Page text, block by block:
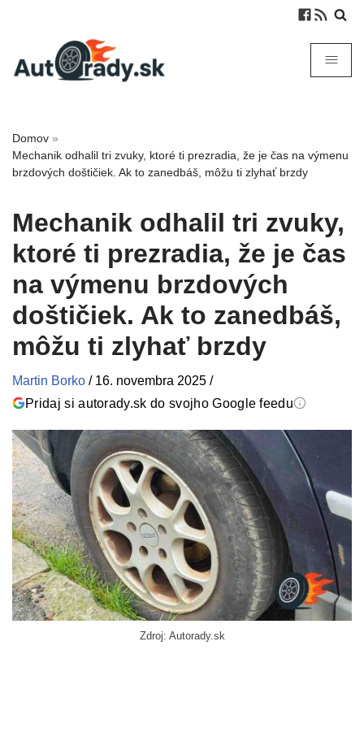
Domov »
Mechanik odhalil tri zvuky, ktoré ti prezradia, že je čas na výmenu
brzdových doštičiek. Ak to zanedbáš, môžu ti zlyhať brzdy
Mechanik odhalil tri zvuky,
ktoré ti prezradia, že je čas
na výmenu brzdových
doštičiek. Ak to zanedbáš,
môžu ti zlyhať brzdy
Martin Borko / 16. novembra 2025 /
Pridaj si autorady.sk do svojho Google feedu
Zdroj: Autorady.sk